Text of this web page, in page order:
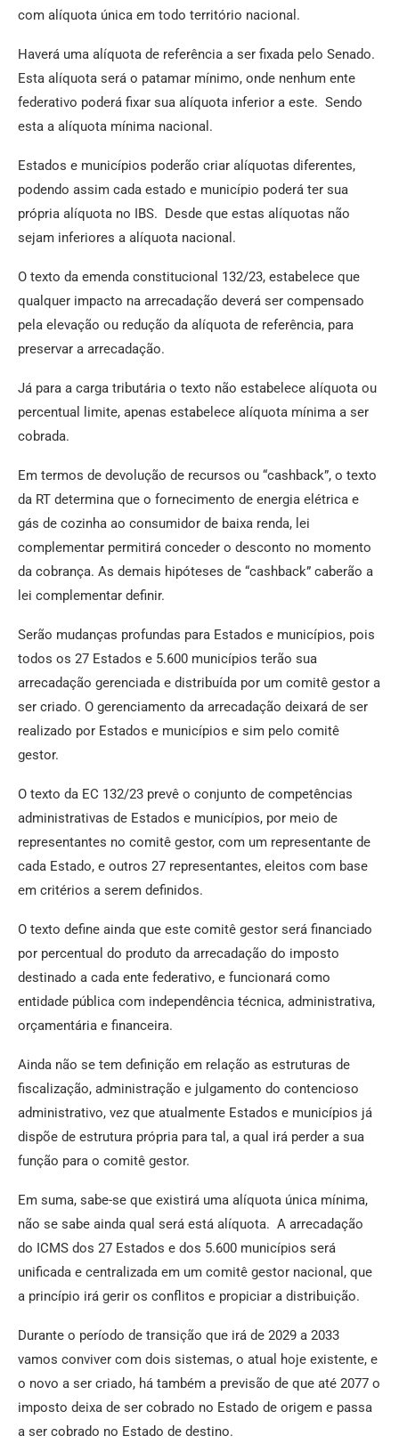
com alíquota única em todo território nacional.
Haverá uma alíquota de referência a ser fixada pelo Senado.
Esta alíquota será o patamar mínimo, onde nenhum ente
federativo poderá fixar sua alíquota inferior a este. Sendo
esta a alíquota mínima nacional.
Estados e municípios poderão criar alíquotas diferentes,
podendo assim cada estado e município poderá ter sua
própria alíquota no IBS. Desde que estas alíquotas não
sejam inferiores a alíquota nacional.
O texto da emenda constitucional 132/23, estabelece que
qualquer impacto na arrecadação deverá ser compensado
pela elevação ou redução da alíquota de referência, para
preservar a arrecadação.
Já para a carga tributária o texto não estabelece alíquota ou
percentual limite, apenas estabelece alíquota mínima a ser
cobrada.
Em termos de devolução de recursos ou “cashback”, o texto
da RT determina que o fornecimento de energia elétrica e
gás de cozinha ao consumidor de baixa renda, lei
complementar permitirá conceder o desconto no momento
da cobrança. As demais hipóteses de “cashback” caberão a
lei complementar definir.
Serão mudanças profundas para Estados e municípios, pois
todos os 27 Estados e 5.600 municípios terão sua
arrecadação gerenciada e distribuída por um comitê gestor a
ser criado. O gerenciamento da arrecadação deixará de ser
realizado por Estados e municípios e sim pelo comitê
gestor.
O texto da EC 132/23 prevê o conjunto de competências
administrativas de Estados e municípios, por meio de
representantes no comitê gestor, com um representante de
cada Estado, e outros 27 representantes, eleitos com base
em critérios a serem definidos.
O texto define ainda que este comitê gestor será financiado
por percentual do produto da arrecadação do imposto
destinado a cada ente federativo, e funcionará como
entidade pública com independência técnica, administrativa,
orçamentária e financeira.
Ainda não se tem definição em relação as estruturas de
fiscalização, administração e julgamento do contencioso
administrativo, vez que atualmente Estados e municípios já
dispõe de estrutura própria para tal, a qual irá perder a sua
função para o comitê gestor.
Em suma, sabe-se que existirá uma alíquota única mínima,
não se sabe ainda qual será está alíquota. A arrecadação
do ICMS dos 27 Estados e dos 5.600 municípios será
unificada e centralizada em um comitê gestor nacional, que
a princípio irá gerir os conflitos e propiciar a distribuição.
Durante o período de transição que irá de 2029 a 2033
vamos conviver com dois sistemas, o atual hoje existente, e
o novo a ser criado, há também a previsão de que até 2077 o
imposto deixa de ser cobrado no Estado de origem e passa
a ser cobrado no Estado de destino.